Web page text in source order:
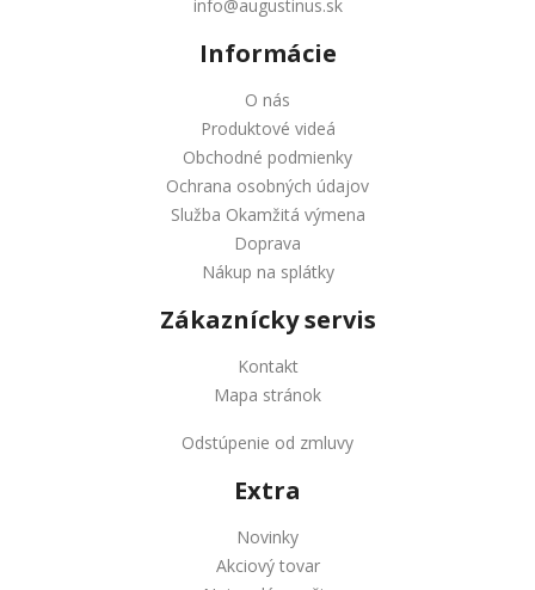
info@augustinus.sk
Informácie
O nás
Produktové videá
Obchodné podmienky
Ochrana osobných údajov
Služba Okamžitá výmena
Doprava
Nákup na splátky
Zákaznícky servis
Kontakt
Mapa stránok
Odstúpenie od zmluvy
Extra
Novinky
Akciový tovar